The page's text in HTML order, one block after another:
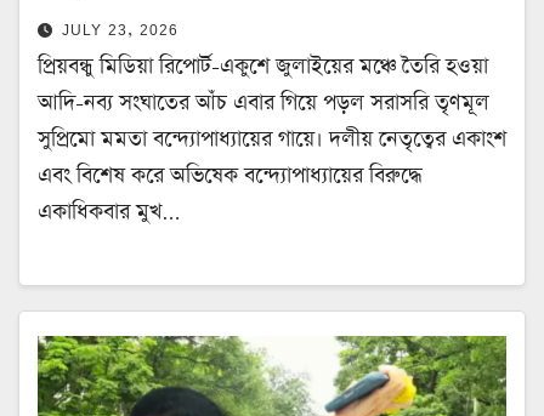
JULY 23, 2026
প্রিয়বন্ধু মিডিয়া রিপোর্ট-একুশে জুলাইয়ের মঞ্চে তৈরি হওয়া
আদি-নব্য সংঘাতের আঁচ এবার গিয়ে পড়ল সরাসরি তৃণমূল
সুপ্রিমো মমতা বন্দ্যোপাধ্যায়ের গায়ে। দলীয় নেতৃত্বের একাংশ
এবং বিশেষ করে অভিষেক বন্দ্যোপাধ্যায়ের বিরুদ্ধে
একাধিকবার মুখ…